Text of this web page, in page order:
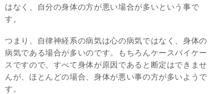
はなく、自分の身体の方が悪い場合が多いという事で
す。
つまり、自律神経系の病気は心の病気ではなく、身体の
病気である場合が多いのです。もちろんケースバイケー
スですので、すべて身体が原因であると断定はできませ
んが、ほとんどの場合、身体が悪い事の方が多いようで
す。